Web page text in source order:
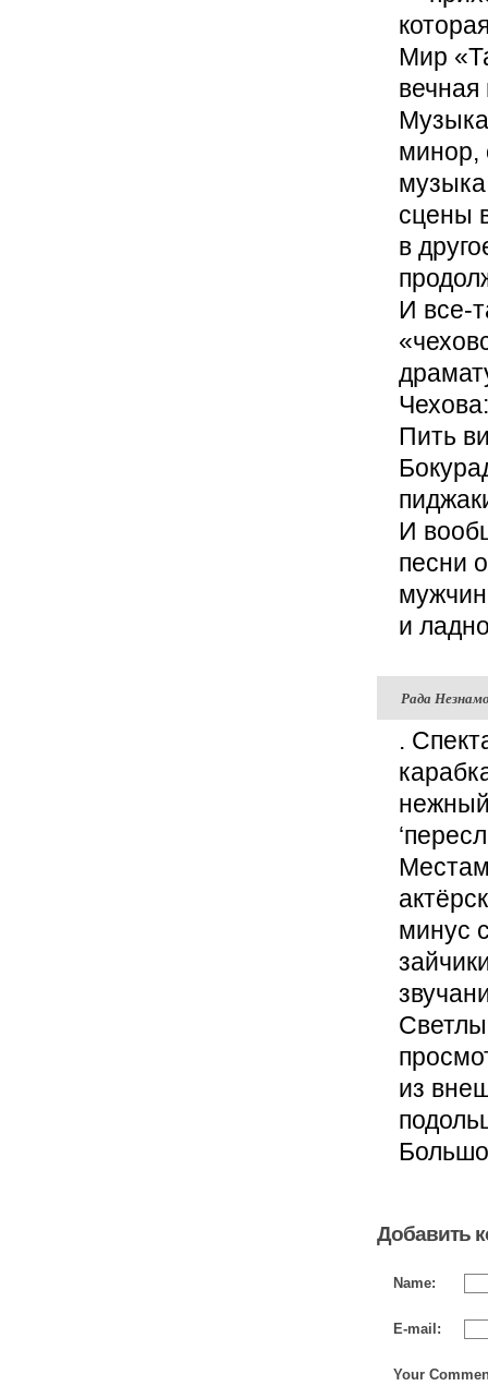
Мир
минор,
сцены
в
И все-
Пить
И
песни
и
Рада
.
минус
из
Добавить
Name:
E-mail:
Your